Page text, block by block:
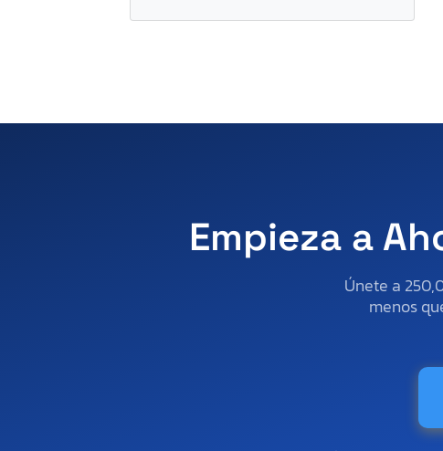
Empieza a
Únete a
menos